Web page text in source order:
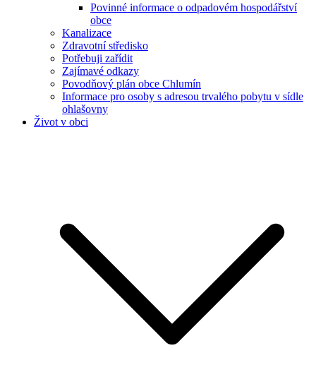
Povinné informace o odpadovém hospodářství
obce
Kanalizace
Zdravotní středisko
Potřebuji zařídit
Zajímavé odkazy
Povodňový plán obce Chlumín
Informace pro osoby s adresou trvalého pobytu v sídle
ohlašovny
Život v obci